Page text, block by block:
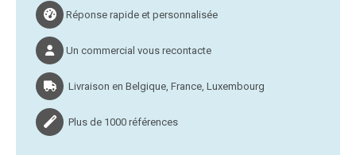
Réponse rapide et personnalisée
Un commercial vous recontacte
Livraison en Belgique, France, Luxembourg
Plus de 1000 références